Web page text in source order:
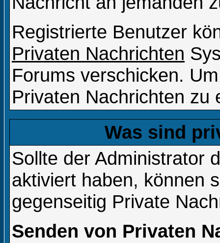
Registrierte Benutzer
Privaten Nachrichten
Forums verschicken.
Privaten Nachrichten
Was sind
Sollte der Administrator
aktiviert haben, können
gegenseitig Private
Senden von Privaten